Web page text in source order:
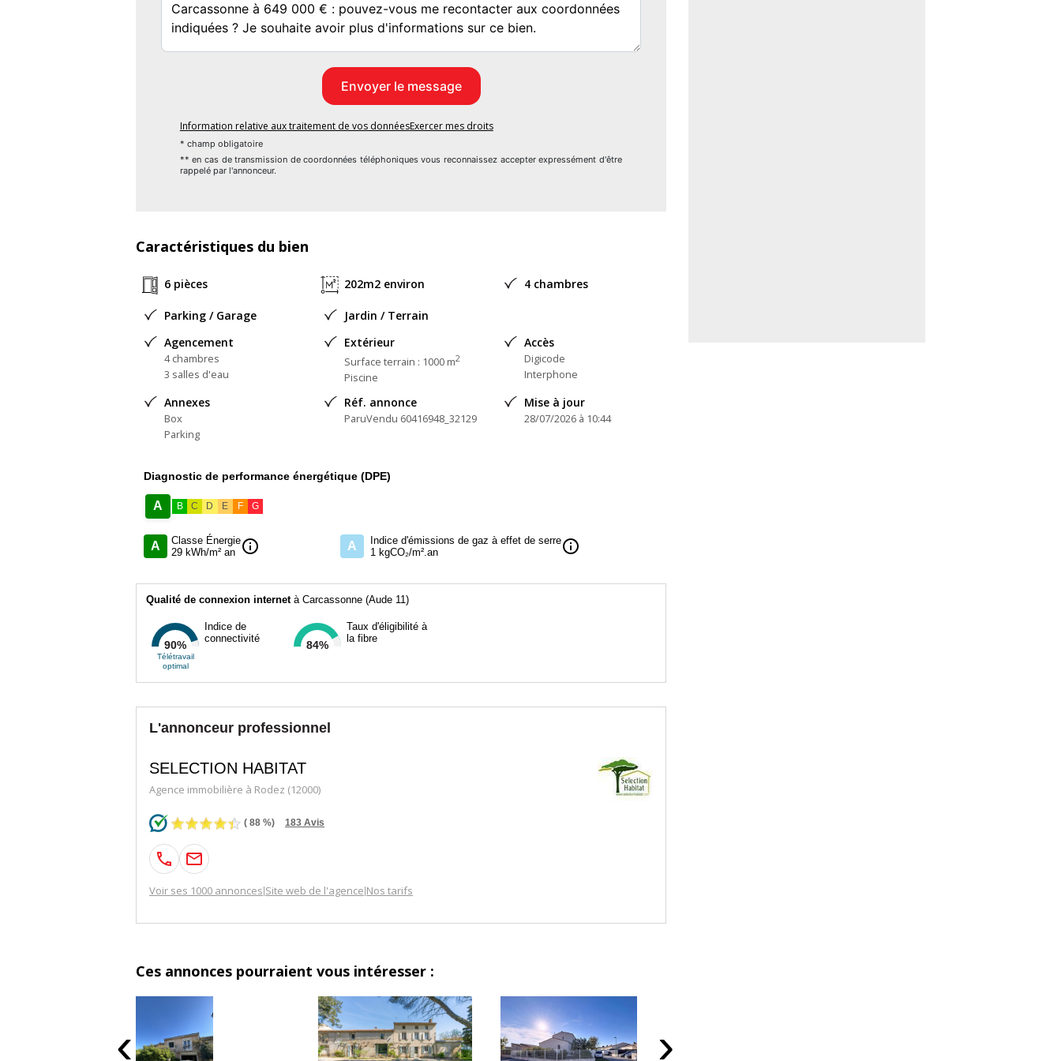
qualité de construction remarquable et des performances énergétiques exemplaires. Un bien rare aux
lignes contemporaines, idéal pour les amateurs de confort, de lumière et de prestations de standing.
Contact Agent 7/7 on mobile +33669684213
Année de construction : 2023
Chauffage : Individuel
Chauffage (mode) : Climatisation_Reversible
Numéro de mandat : 32129
Honoraires à la charge de : Vendeur
Bien En copropriété : Non
Procédure sur le Syndicat des copropriétaires : NC
Information relative aux traitement de vos donnéesExercer mes droits
* champ obligatoire
** en cas de transmission de coordonnées téléphoniques vous reconnaissez accepter expressément d'être
rappelé par l'annonceur.
Caractéristiques du bien
6 pièces 202m2 environ 4 chambres
Parking / Garage
Jardin / Terrain
Agencement
4 chambres
3 salles d'eau
Extérieur
Surface terrain : 1000 m2
Piscine
Accès
Digicode
Interphone
Annexes
Box
Parking
Réf. annonce
ParuVendu 60416948_32129
Mise à jour
28/07/2026 à 10:44
Diagnostic de performance énergétique (DPE)
A B C D E F G
A
Classe Énergie
29 kWh/m² an info A
Indice d'émissions de gaz à effet de serre
1 kgCO₂/m².an
info
Qualité de connexion internetà Carcassonne (Aude 11)
90%
Télétravail
optimal
Indice de
connectivité
84%
Taux d'éligibilité à
la fibre
L'annonceur professionnel
SELECTION HABITAT
Agence immobilière à Rodez (12000)
( 88 %) 183 Avis
Voir ses 1000 annonces|Site web de l'agence|Nos tarifs
Ces annonces pourraient vous intéresser :
‹ ›